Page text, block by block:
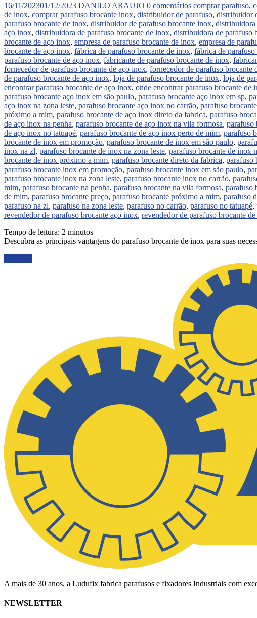
16/11/202301/12/2023 DANILO ARAUJO 0 comentários comprar parafuso,
de inox, comprar parafuso brocante inox, distribuidor de parafuso, distribuidor
parafuso brocante de inox, distribuidor de parafuso brocante inox, distribuidora
aço inox, distribuidora de parafuso brocante de inox, distribuidora de parafuso
brocante de aço inox, empresa de parafuso brocante de inox, empresa de
brocante de aço inox, fábrica de parafuso brocante de inox, fábrica de
parafuso brocante de aço inox, fabricante de parafuso brocante de inox,
fornecedor de parafuso brocante de aço inox, fornecedor de parafuso brocante
de parafuso brocante de aço inox, loja de parafuso brocante de inox, loja de
encontrar parafuso brocante de aço inox, onde encontrar parafuso brocante de
parafuso brocante aço inox em são paulo, parafuso brocante aço inox em sp,
aço inox na zona leste, parafuso brocante aço inox no carrão, parafuso
próximo a mim, parafuso brocante de aço inox direto da fabrica, parafuso
de aço inox na penha, parafuso brocante de aço inox na vila formosa, parafuso
de aço inox no tatuapé, parafuso brocante de aço inox perto de mim, parafuso
brocante de inox em promoção, parafuso brocante de inox em são paulo,
inox na zl, parafuso brocante de inox na zona leste, parafuso brocante de inox
brocante de inox próximo a mim, parafuso brocante direto da fabrica, parafuso
parafuso brocante inox em promoção, parafuso brocante inox em são paulo,
parafuso brocante inox na zona leste, parafuso brocante inox no carrão,
mim, parafuso brocante na penha, parafuso brocante na vila formosa, parafuso
de mim, parafuso brocante preço, parafuso brocante próximo a mim, parafuso
parafuso na zl, parafuso na zona leste, parafuso no carrão, parafuso no tatuapé,
revendedor de parafuso brocante aço inox, revendedor de parafuso brocante
Tempo de leitura: 2 minutos
Descubra as principais vantagens do parafuso brocante de inox para suas
A mais de 30 anos, a Ludufix fabrica parafusos e fixadores Industriais com
NEWSLETTER